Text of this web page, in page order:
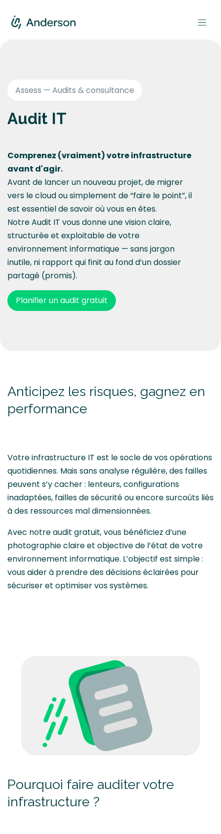
Assess — Audits & consultance
Audit IT
Comprenez (vraiment) votre infrastructure
avant d'agir.
Avant de lancer un nouveau projet, de migrer
vers le cloud ou simplement de “faire le point”, il
est essentiel de savoir où vous en êtes.
Notre Audit IT vous donne une vision claire,
structurée et exploitable de votre
environnement informatique — sans jargon
inutile, ni rapport qui finit au fond d’un dossier
partagé (promis).
Planifier un audit gratuit
Anticipez les risques, gagnez en
performance
Votre infrastructure IT est le socle de vos opérations
quotidiennes. Mais sans analyse régulière, des failles
peuvent s’y cacher : lenteurs, configurations
inadaptées, failles de sécurité ou encore surcoûts liés
à des ressources mal dimensionnées.
Avec notre audit gratuit, vous bénéficiez d’une
photographie claire et objective de l’état de votre
environnement informatique. L’objectif est simple :
vous aider à prendre des décisions éclairées pour
sécuriser et optimiser vos systèmes.
Pourquoi faire auditer votre
infrastructure ?